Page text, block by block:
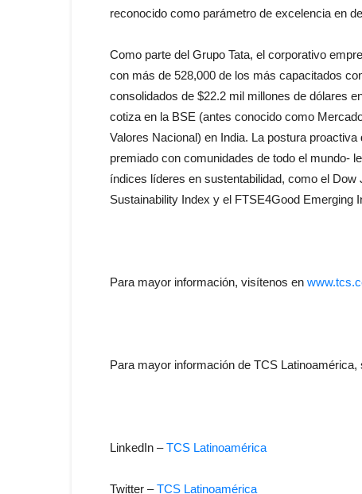
reconocido como parámetro de excelencia en
Como parte del Grupo Tata, el corporativo
con más de 528,000 de los más capacitados
consolidados de $22.2 mil millones de dólares
cotiza en la BSE (antes conocido como
Valores Nacional) en India. La postura
premiado con comunidades de todo el mundo-
índices líderes en sustentabilidad, como el
Sustainability Index y el FTSE4Good Emerging
Para mayor información, visítenos en
Para mayor información de TCS Latinoamérica,
LinkedIn –TCS Latinoamérica
Twitter –TCS Latinoamérica